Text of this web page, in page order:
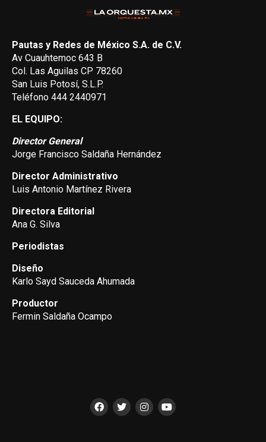
Pautas y Redes de México S.A. de C.V.
Av Cuauhtemoc 643 B
Col. Las Aguilas CP 78260
San Luis Potosí, S.L.P.
Teléfono 444 2440971
EL EQUIPO:
Director General
Jorge Francisco Saldaña Hernández
Director Administrativo
Luis Antonio Martínez Rivera
Directora Editorial
Ana G. Silva
Periodistas
Diseño
Karlo Sayd Sauceda Ahumada
Productor
Fermin Saldaña Ocampo